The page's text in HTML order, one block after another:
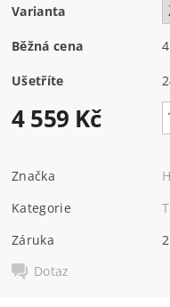
Varianta
Běžná cena
Ušetříte
4 559 Kč
Značka
Kategorie
Záruka
Dotaz